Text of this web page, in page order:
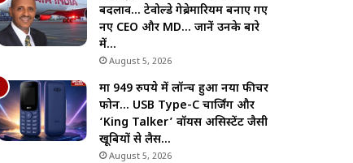
बदलाव… टेवोल्डे गेब्रेमारियम बनाए गए
नए CEO और MD… जानें उनके बारे
में…
August 5, 2026
मात्र 949 रुपये में लॉन्च हुआ नया फीचर
फोन… USB Type-C चार्जिंग और
‘King Talker’ वॉयस असिस्टेंट जैसी
खूबियों से लैस…
August 5, 2026